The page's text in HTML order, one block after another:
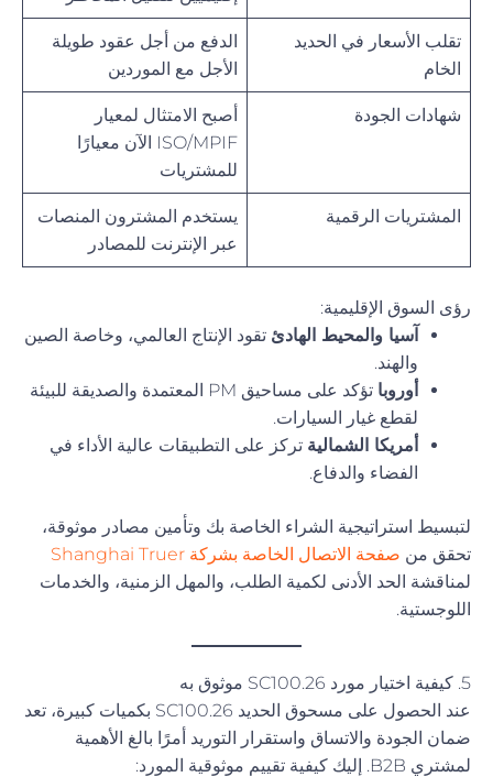
تقلب الأسعار في الحديد
الخام
الدفع من أجل عقود طويلة
الأجل مع الموردين
شهادات الجودة
أصبح الامتثال لمعيار
ISO/MPIF الآن معيارًا
للمشتريات
المشتريات الرقمية
يستخدم المشترون المنصات
عبر الإنترنت للمصادر
رؤى السوق الإقليمية:
آسيا والمحيط الهادئتقود الإنتاج العالمي، وخاصة الصين
والهند.
أوروبا
تؤكد على مساحيق PM المعتمدة والصديقة للبيئة
لقطع غيار السيارات.
أمريكا الشماليةتركز على التطبيقات عالية الأداء في
الفضاء والدفاع.
لتبسيط استراتيجية الشراء الخاصة بك وتأمين مصادر موثوقة،
تحقق من صفحة الاتصال الخاصة بشركة Shanghai Truer
لمناقشة الحد الأدنى لكمية الطلب، والمهل الزمنية، والخدمات
اللوجستية.
5. كيفية اختيار مورد SC100.26 موثوق به
عند الحصول على مسحوق الحديد SC100.26 بكميات كبيرة، تعد
ضمان الجودة والاتساق واستقرار التوريد أمرًا بالغ الأهمية
لمشتري B2B. إليك كيفية تقييم موثوقية المورد: